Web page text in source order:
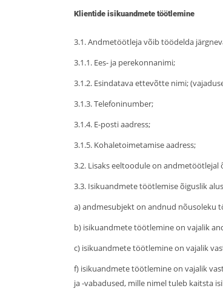
Klientide isikuandmete töötlemine
3.1. Andmetöötleja võib töödelda
3.1.1. Ees- ja perekonnanimi;
3.1.2. Esindatava ettevõtte nimi;
3.1.3. Telefoninumber;
3.1.4. E-posti aadress;
3.1.5. Kohaletoimetamise aadress;
3.2. Lisaks eeltoodule on
3.3. Isikuandmete töötlemise õiguslik
a) andmesubjekt on andnud nõusoleku
b) isikuandmete töötlemine on vajalik
c) isikuandmete töötlemine on vajalik
f) isikuandmete töötlemine on vajalik
ja -vabadused, mille nimel tuleb kaitsta